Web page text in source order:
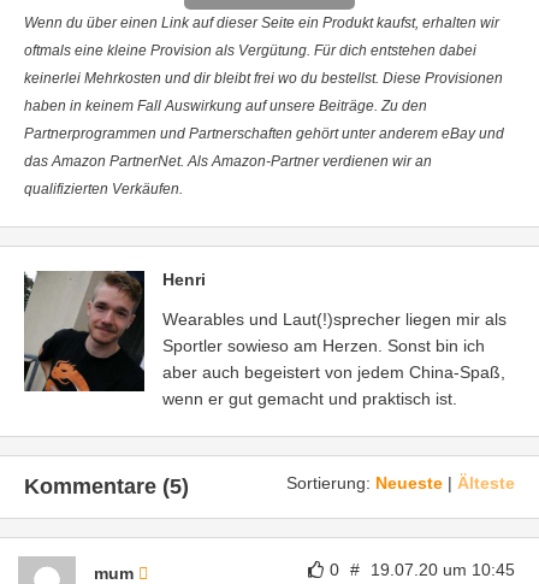
Wenn du über einen Link auf dieser Seite ein Produkt kaufst, erhalten wir
oftmals eine kleine Provision als Vergütung. Für dich entstehen dabei
keinerlei Mehrkosten und dir bleibt frei wo du bestellst. Diese Provisionen
haben in keinem Fall Auswirkung auf unsere Beiträge. Zu den
Partnerprogrammen und Partnerschaften gehört unter anderem eBay und
das Amazon PartnerNet. Als Amazon-Partner verdienen wir an
qualifizierten Verkäufen.
Henri
Wearables und Laut(!)sprecher liegen mir als
Sportler sowieso am Herzen. Sonst bin ich
aber auch begeistert von jedem China-Spaß,
wenn er gut gemacht und praktisch ist.
Sortierung: Neueste | Älteste
Kommentare (5)
0 # 19.07.20 um 10:45
mum